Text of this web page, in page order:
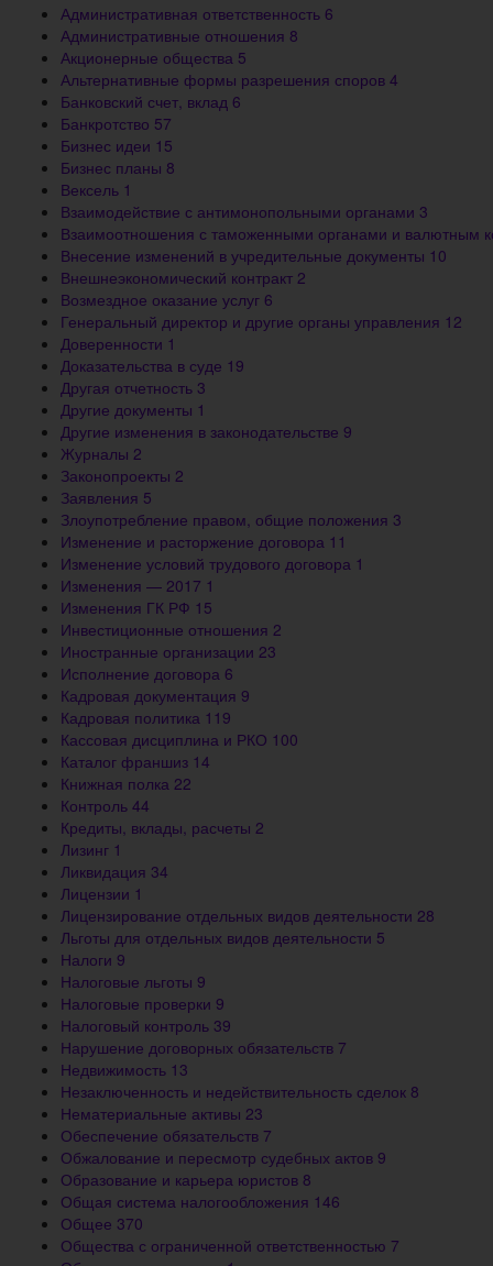
Административная ответственность 6
Административные отношения 8
Акционерные общества 5
Альтернативные формы разрешения споров 4
Банковский счет, вклад 6
Банкротство 57
Бизнес идеи 15
Бизнес планы 8
Вексель 1
Взаимодействие с антимонопольными органами 3
Взаимоотношения с таможенными органами и валютным
Внесение изменений в учредительные документы 10
Внешнеэкономический контракт 2
Возмездное оказание услуг 6
Генеральный директор и другие органы управления 12
Доверенности 1
Доказательства в суде 19
Другая отчетность 3
Другие документы 1
Другие изменения в законодательстве 9
Журналы 2
Законопроекты 2
Заявления 5
Злоупотребление правом, общие положения 3
Изменение и расторжение договора 11
Изменение условий трудового договора 1
Изменения — 2017 1
Изменения ГК РФ 15
Инвестиционные отношения 2
Иностранные организации 23
Исполнение договора 6
Кадровая документация 9
Кадровая политика 119
Кассовая дисциплина и РКО 100
Каталог франшиз 14
Книжная полка 22
Контроль 44
Кредиты, вклады, расчеты 2
Лизинг 1
Ликвидация 34
Лицензии 1
Лицензирование отдельных видов деятельности 28
Льготы для отдельных видов деятельности 5
Налоги 9
Налоговые льготы 9
Налоговые проверки 9
Налоговый контроль 39
Нарушение договорных обязательств 7
Недвижимость 13
Незаключенность и недействительность сделок 8
Нематериальные активы 23
Обеспечение обязательств 7
Обжалование и пересмотр судебных актов 9
Образование и карьера юристов 8
Общая система налогообложения 146
Общее 370
Общества с ограниченной ответственностью 7